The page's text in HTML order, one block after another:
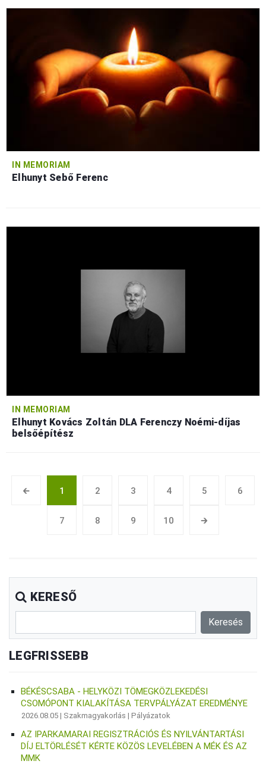
IN MEMORIAM
Elhunyt Sebő Ferenc
IN MEMORIAM
Elhunyt Kovács Zoltán DLA Ferenczy Noémi-díjas
belsőépítész
🡰 1 2 3 4 5 6
7 8 9 10 🡲
KERESŐ
LEGFRISSEBB
BÉKÉSCSABA - HELYKÖZI TÖMEGKÖZLEKEDÉSI
CSOMÓPONT KIALAKÍTÁSA TERVPÁLYÁZAT EREDMÉNYE
2026.08.05 | Szakmagyakorlás | Pályázatok
AZ IPARKAMARAI REGISZTRÁCIÓS ÉS NYILVÁNTARTÁSI
DÍJ ELTÖRLÉSÉT KÉRTE KÖZÖS LEVELÉBEN A MÉK ÉS AZ
MMK